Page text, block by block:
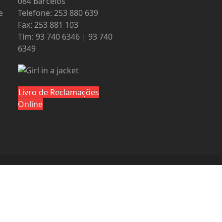
Telefone: 253 880 639
Fax: 253 881 103
Tlm: 93 740 6346 | 93 740
6349
Livro de Reclamações
Online